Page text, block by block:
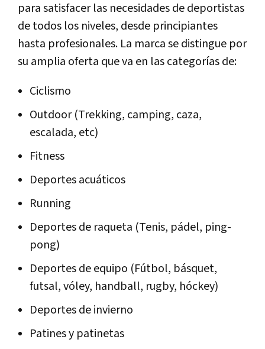
para satisfacer las necesidades de deportistas
de todos los niveles, desde principiantes
hasta profesionales. La marca se distingue por
su amplia oferta que va en las categorías de:
Ciclismo
Outdoor (Trekking, camping, caza,
escalada, etc)
Fitness
Deportes acuáticos
Running
Deportes de raqueta (Tenis, pádel, ping-
pong)
Deportes de equipo (Fútbol, básquet,
futsal, vóley, handball, rugby, hóckey)
Deportes de invierno
Patines y patinetas